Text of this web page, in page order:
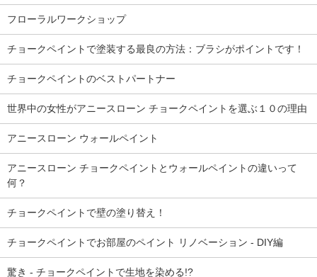
フローラルワークショップ
チョークペイントで塗装する最良の方法：ブラシがポイントです！
チョークペイントのベストパートナー
世界中の女性がアニースローン チョークペイントを選ぶ１０の理由
アニースローン ウォールペイント
アニースローン チョークペイントとウォールペイントの違いって
何？
チョークペイントで壁の塗り替え！
チョークペイントでお部屋のペイント リノベーション - DIY編
驚き - チョークペイントで生地を染める!?